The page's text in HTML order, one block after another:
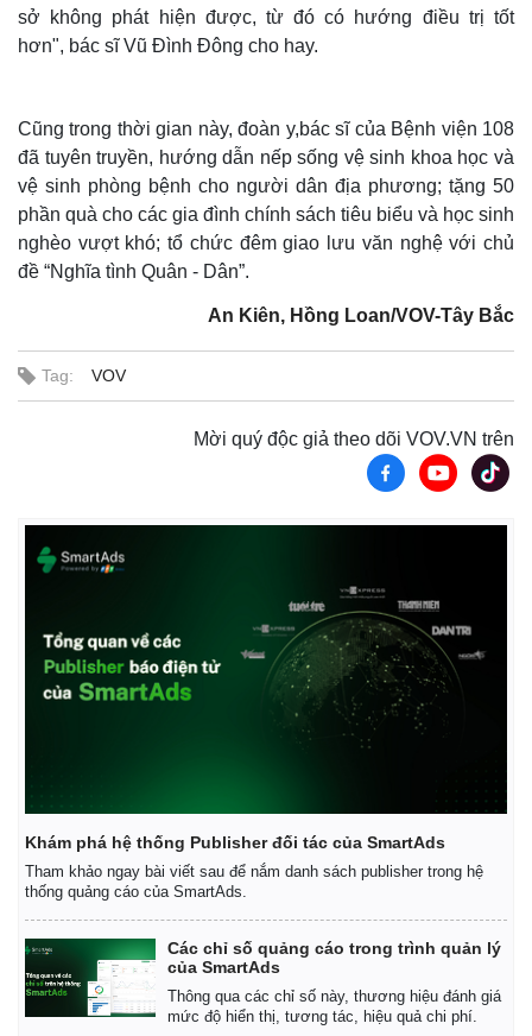
Cuộc sống đó đây
Hồ sơ
Multimedia
Ảnh
sở không phát hiện được, từ đó có hướng điều trị tốt
hơn", bác sĩ Vũ Đình Đông cho hay.
Cũng trong thời gian này, đoàn y,bác sĩ của Bệnh viện 108
đã tuyên truyền, hướng dẫn nếp sống vệ sinh khoa học và
vệ sinh phòng bệnh cho người dân địa phương; tặng 50
phần quà cho các gia đình chính sách tiêu biểu và học sinh
nghèo vượt khó; tổ chức đêm giao lưu văn nghệ với chủ
đề “Nghĩa tình Quân - Dân”.
An Kiên, Hồng Loan/VOV-Tây Bắc
Tag: VOV
Mời quý độc giả theo dõi VOV.VN trên
Khám phá hệ thống Publisher đối tác của SmartAds
Tham khảo ngay bài viết sau để nắm danh sách publisher trong hệ
thống quảng cáo của SmartAds.
Các chỉ số quảng cáo trong trình quản lý
của SmartAds
Thông qua các chỉ số này, thương hiệu đánh giá
mức độ hiển thị, tương tác, hiệu quả chi phí.